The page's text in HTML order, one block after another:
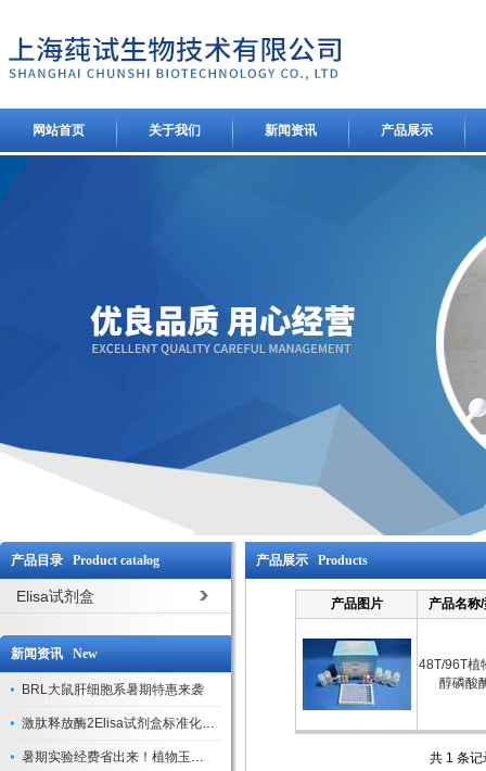
网站首页 关于我们 新闻资讯 产品展示
产品目录 Product catalog
Elisa试剂盒
新闻资讯 New
BRL大鼠肝细胞系暑期特惠来袭
激肽释放酶2Elisa试剂盒标准化实验操作与质控体系解析
暑期实验经费省出来！植物玉米索核苷（ZR ）elisa酶联免疫试剂盒
产品展示 Products
产品图片 产品名称
48T/96T植
醇磷酸
共 1 条